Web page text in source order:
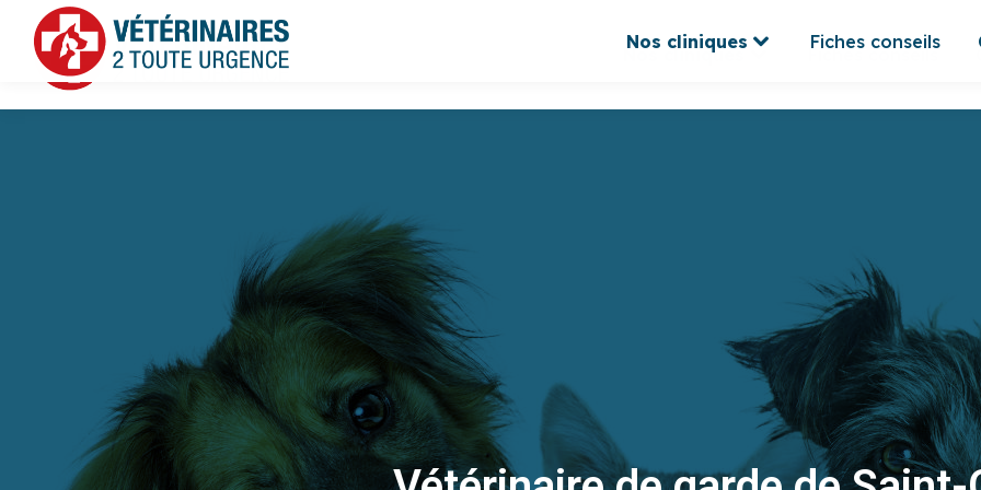
Nos cliniques Fiches conseils
Nos cliniques Fiches conseils